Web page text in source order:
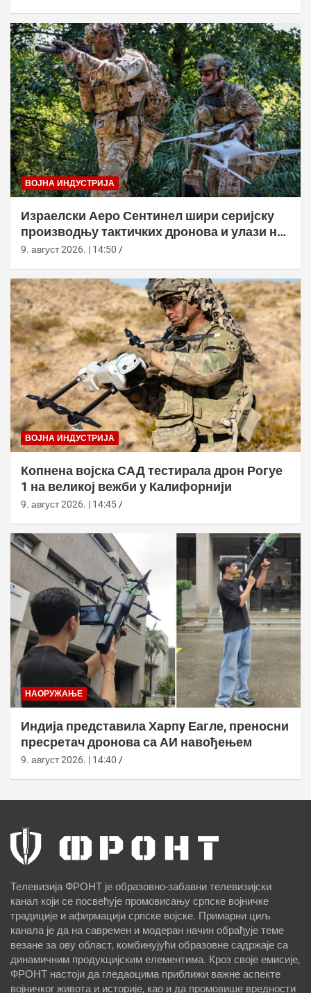
ВОЈНА ИНДУСТРИЈА
Израелски Аеро Сентинел шири серијску
производњу тактичких дронова и улази на
нова тржишта
9. август 2026. | 14:50
ВОЈНА ИНДУСТРИЈА
Копнена војска САД тестирала дрон Рогуе
1 на великој вежби у Калифорнији
9. август 2026. | 14:45
НАОРУЖАЊЕ
Индија представила Харпy Еагле, преносни
пресретач дронова са АИ навођењем
9. август 2026. | 14:40
Телевизија ФРОНТ је образовно-забавни телевизијски
канал који се посвећује промовисању српске војничке
традиције и афирмацији српске војске. Примарни циљ
канала је да на савремен и модеран начин обрађује теме
везане за ову област, комбинујући образовне садржаје са
динамичним продукцијским елементима. Кроз своје емисије,
ФРОНТ настоји да гледаоцима приближи важне аспекте
војничког живота и историје, као и да промовише вредности